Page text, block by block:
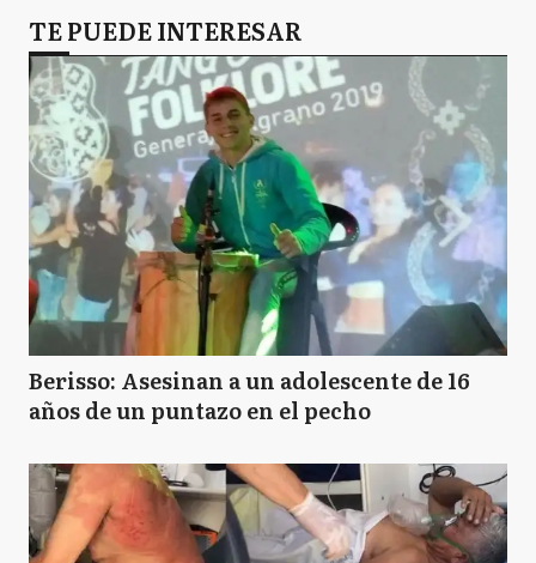
TE PUEDE INTERESAR
Berisso: Asesinan a un adolescente de 16
años de un puntazo en el pecho